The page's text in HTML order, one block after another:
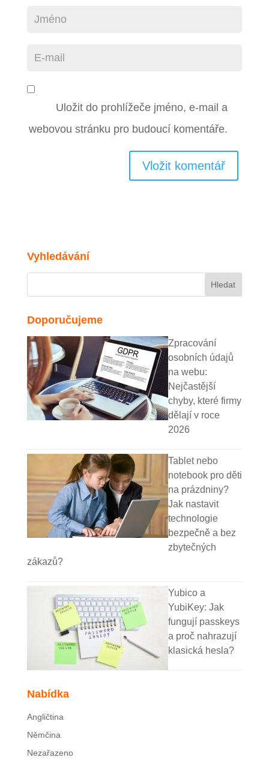
Uložit do prohlížeče jméno, e-mail a
webovou stránku pro budoucí komentáře.
Vyhledávání
Doporučujeme
Zpracování
osobních údajů
na webu:
Nejčastější
chyby, které firmy
dělají v roce
2026
Tablet nebo
notebook pro děti
na prázdniny?
Jak nastavit
technologie
bezpečně a bez
zbytečných
zákazů?
Yubico a
YubiKey: Jak
fungují passkeys
a proč nahrazují
klasická hesla?
Nabídka
Angličtina
Němčina
Nezařazeno